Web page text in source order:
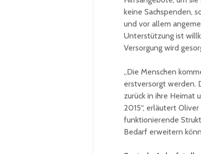
keine Sachspenden,
und vor allem
Unterstützung ist
Versorgung wird
„Die Menschen
erstversorgt werden.
zurück in ihre Heimat
2015“, erläutert
funktionierende
Bedarf erweitern